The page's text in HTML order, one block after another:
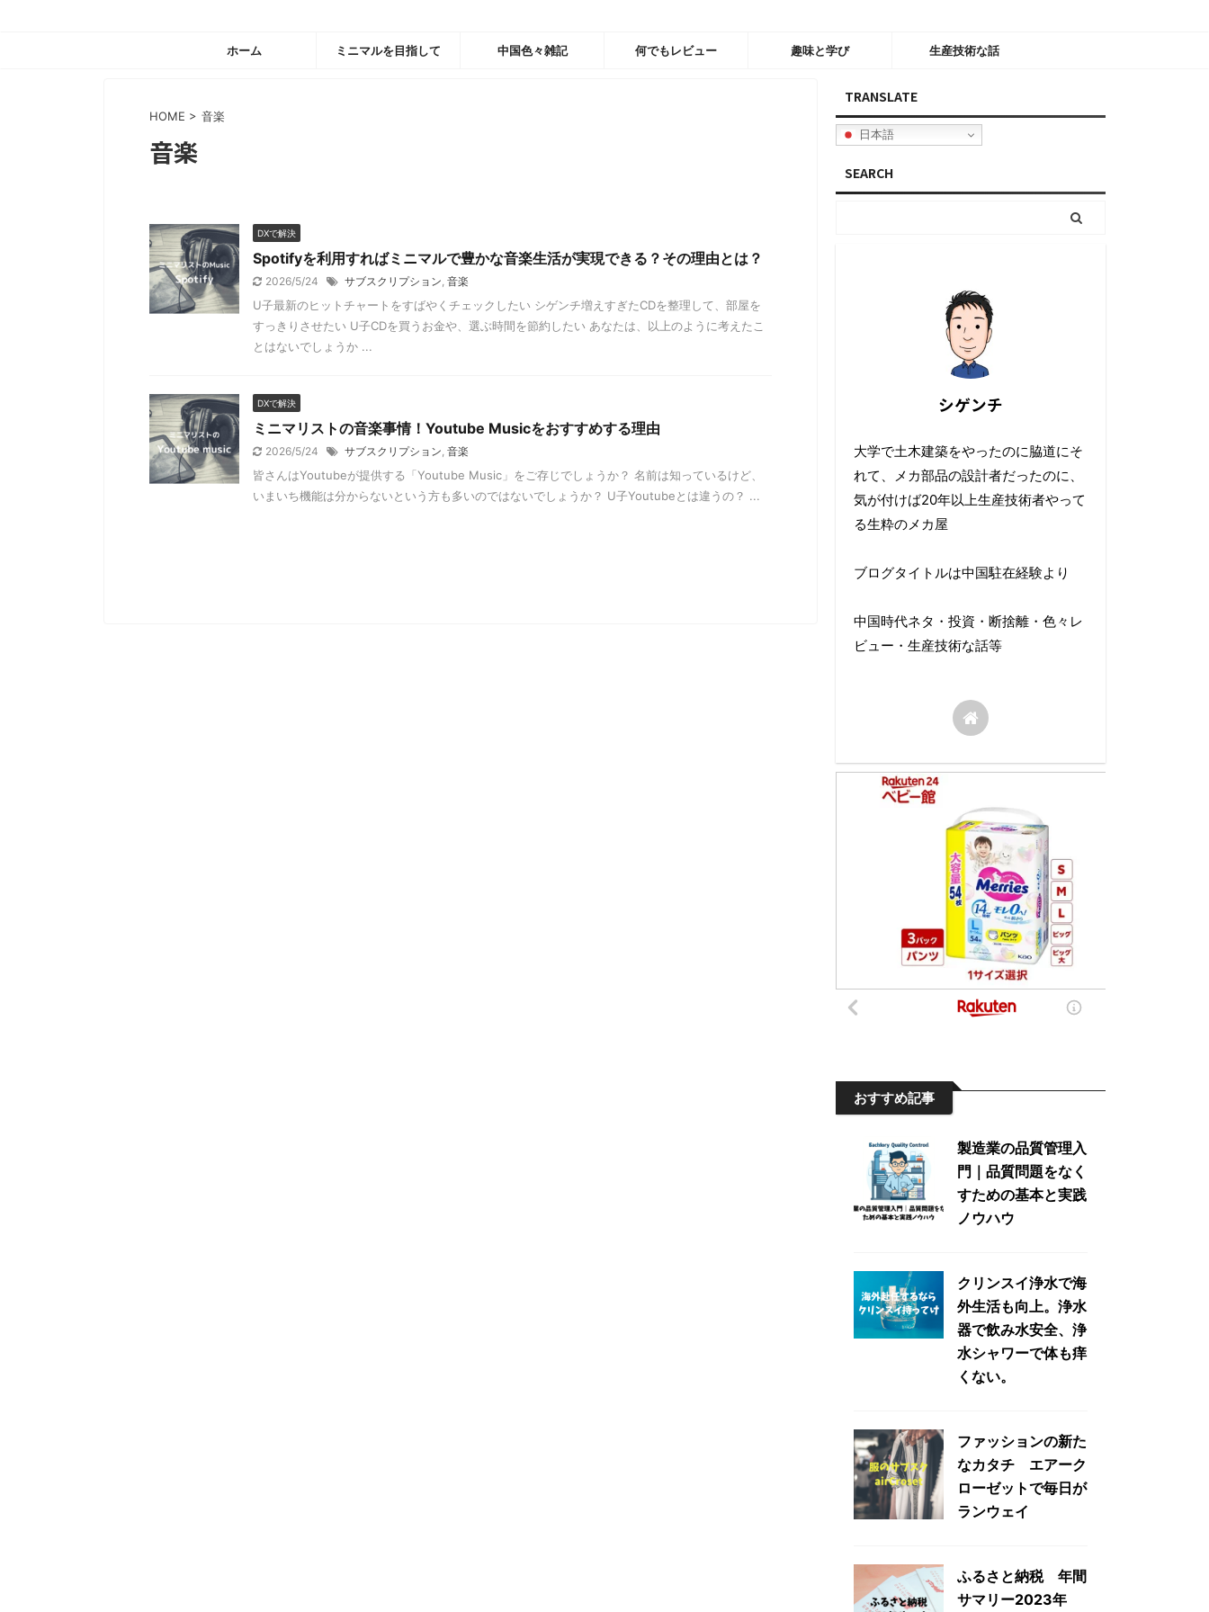
ホーム ミニマルを目指して 中国色々雑記 何でもレビュー 趣味と学び 生産技術な話
HOME > 音楽
音楽
DXで解決
Spotifyを利用すればミニマルで豊かな音楽生活が実現できる？その理由とは？
2026/5/24 サブスクリプション, 音楽
U子最新のヒットチャートをすばやくチェックしたい シゲンチ増えすぎたCDを整理して、部屋を
すっきりさせたい U子CDを買うお金や、選ぶ時間を節約したい あなたは、以上のように考えたこ
とはないでしょうか ...
DXで解決
ミニマリストの音楽事情！Youtube Musicをおすすめする理由
2026/5/24 サブスクリプション, 音楽
皆さんはYoutubeが提供する「Youtube Music」をご存じでしょうか？ 名前は知っているけど、
いまいち機能は分からないという方も多いのではないでしょうか？ U子Youtubeとは違うの？ ...
TRANSLATE
日本語
SEARCH
シゲンチ
大学で土木建築をやったのに脇道にそ
れて、メカ部品の設計者だったのに、
気が付けば20年以上生産技術者やって
る生粋のメカ屋
ブログタイトルは中国駐在経験より
中国時代ネタ・投資・断捨離・色々レ
ビュー・生産技術な話等
おすすめ記事
製造業の品質管理入
門｜品質問題をなく
すための基本と実践
ノウハウ
クリンスイ浄水で海
外生活も向上。浄水
器で飲み水安全、浄
水シャワーで体も痒
くない。
ファッションの新た
なカタチ エアーク
ローゼットで毎日が
ランウェイ
ふるさと納税 年間
サマリー2023年